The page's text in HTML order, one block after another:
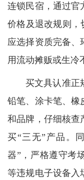
连锁民宿，通过官
价格及退改规则，
应选择资质完备、
用流动摊贩或生冷
买文具认准正
铅笔、涂卡笔、橡
和品牌，仔细核查
买“三无”产品。
器”，严格遵守考
等违规电子设备入